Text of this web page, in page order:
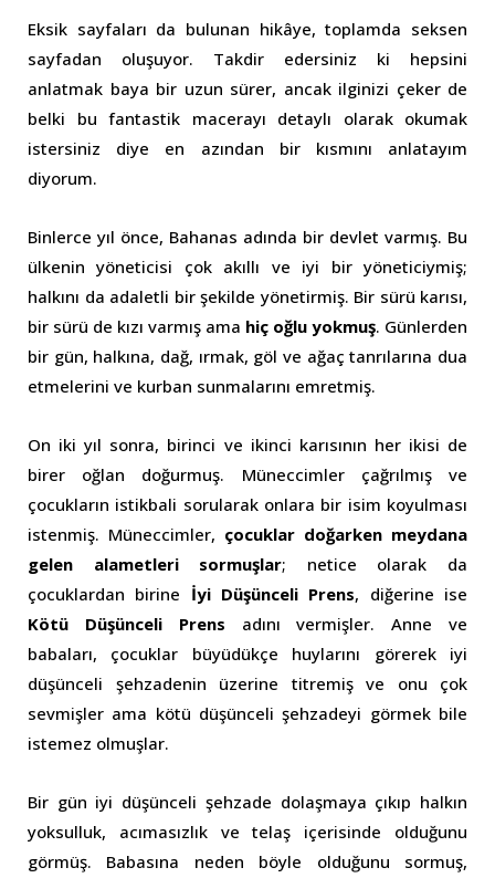
Eksik sayfaları da bulunan hikâye, toplamda seksen
sayfadan oluşuyor. Takdir edersiniz ki hepsini
anlatmak baya bir uzun sürer, ancak ilginizi çeker de
belki bu fantastik macerayı detaylı olarak okumak
istersiniz diye en azından bir kısmını anlatayım
diyorum.
Binlerce yıl önce, Bahanas adında bir devlet varmış. Bu
ülkenin yöneticisi çok akıllı ve iyi bir yöneticiymiş;
halkını da adaletli bir şekilde yönetirmiş. Bir sürü karısı,
bir sürü de kızı varmış ama hiç oğlu yokmuş. Günlerden
bir gün, halkına, dağ, ırmak, göl ve ağaç tanrılarına dua
etmelerini ve kurban sunmalarını emretmiş.
On iki yıl sonra, birinci ve ikinci karısının her ikisi de
birer oğlan doğurmuş. Müneccimler çağrılmış ve
çocukların istikbali sorularak onlara bir isim koyulması
istenmiş. Müneccimler, çocuklar doğarken meydana
gelen alametleri sormuşlar; netice olarak da
çocuklardan birine İyi Düşünceli Prens, diğerine ise
Kötü Düşünceli Prens adını vermişler. Anne ve
babaları, çocuklar büyüdükçe huylarını görerek iyi
düşünceli şehzadenin üzerine titremiş ve onu çok
sevmişler ama kötü düşünceli şehzadeyi görmek bile
istemez olmuşlar.
Bir gün iyi düşünceli şehzade dolaşmaya çıkıp halkın
yoksulluk, acımasızlık ve telaş içerisinde olduğunu
görmüş. Babasına neden böyle olduğunu sormuş,